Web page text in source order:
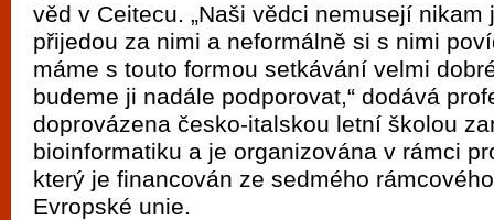
věd v Ceitecu. „Naši vědci nemusejí nikam
přijedou za nimi a neformálně si s nimi
máme s touto formou setkávání velmi
budeme ji nadále podporovat,“ dodává
doprovázena česko-italskou letní školou
bioinformatiku a je organizována v rámci
který je financován ze sedmého
Evropské unie.